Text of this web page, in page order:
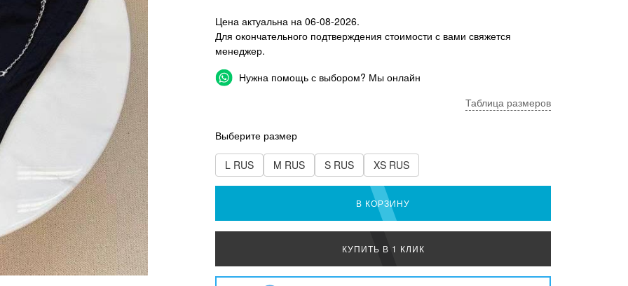
Цена актуальна на 06-08-2026.
Для окончательного подтверждения стоимости с вами свяжется
менеджер.
Нужна помощь с выбором? Мы онлайн
Таблица размеров
Выберите размер
L RUS M RUS S RUS XS RUS
В КОРЗИНУ
КУПИТЬ В 1 КЛИК